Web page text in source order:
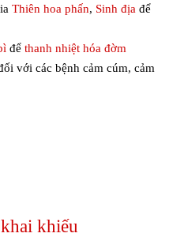
Thiên hoa phấn, Sinh địa để
để thanh nhiệt hóa đờm
với các bệnh cảm cúm, cảm
khiếu